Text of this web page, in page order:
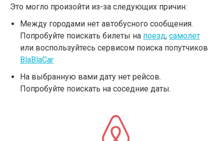
Это могло произойти из-за следующих причин:
Между городами нет автобусного сообщения.
Попробуйте поискать билеты на поезд, самолет
или воспользуйтесь сервисом поиска попутчиков
BlaBlaCar
На выбранную вами дату нет рейсов.
Попробуйте поискать на соседние даты.